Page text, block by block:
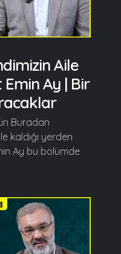
Aile
Ay | Bir
Buradan
kaldığı yerden
Ay bu bölümde